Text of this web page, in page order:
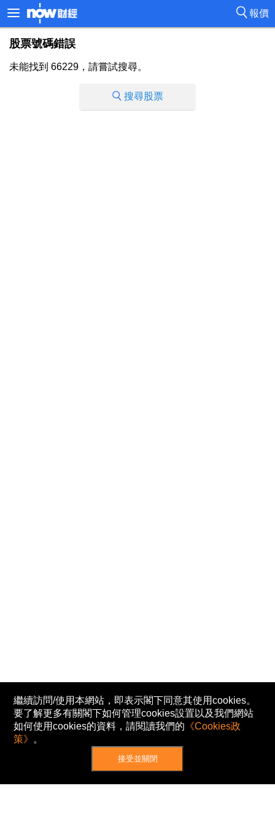
報價
股票號碼錯誤
未能找到 66229，請嘗試搜尋。
搜尋股票
繼續訪問/使用本網站，即表示閣下同意其使用cookies。
要了解更多有關閣下如何管理cookies設置以及我們網站
如何使用cookies的資料，請閱讀我們的 《Cookies政
策》 。
接受並關閉